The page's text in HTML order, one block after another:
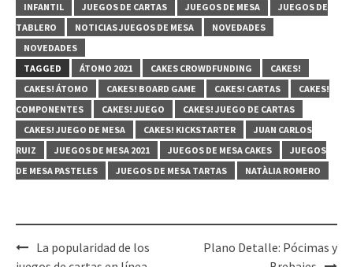
INFANTIL
JUEGOS DE CARTAS JUEGOS DE MESA
JUEGOS DE
TABLERO
NOTICIAS JUEGOS DE MESA
NOVEDADES
NOVEDADES
TAGGED
ÁTOMO 2021 CAKES CROWDFUNDING
CAKES!
CAKES! ÁTOMO
CAKES! BOARD GAME CAKES! CARTAS
CAKES!
COMPONENTES
CAKES! JUEGO
CAKES! JUEGO DE CARTAS
CAKES! JUEGO DE MESA
CAKES! KICKSTARTER
JUAN CARLOS
RUIZ
JUEGOS DE MESA 2021 JUEGOS DE MESA CAKES
JUEGOS
DE MESA PASTELES
JUEGOS DE MESA TARTAS NATÀLIA ROMERO
PostLa popularidad de los
Plano Detalle: Pócimas y